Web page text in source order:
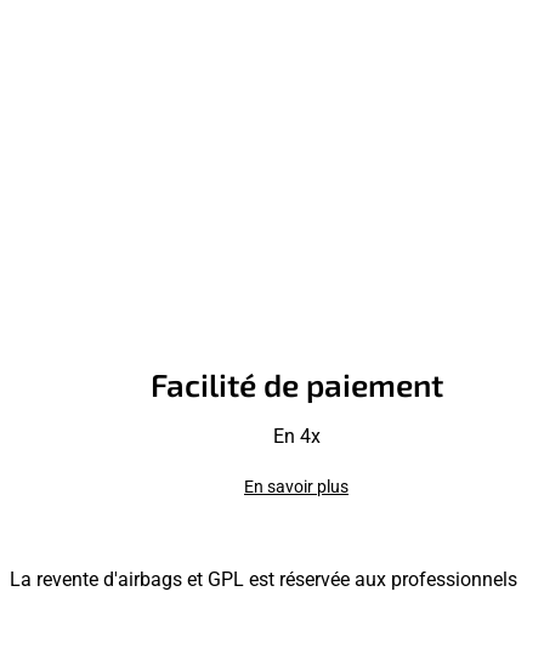
Facilité de paiement
En 4x
En savoir plus
La revente d'airbags et GPL est réservée aux professionnels